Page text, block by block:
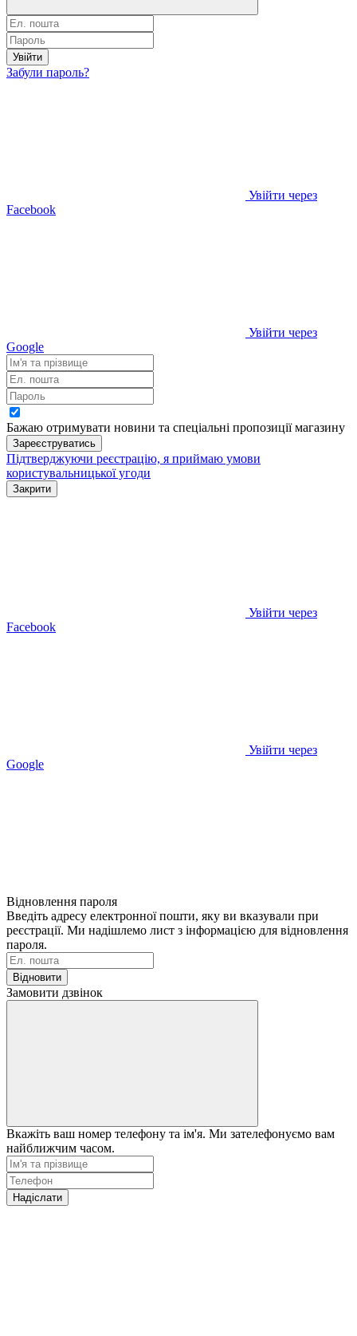
Увійти
Забули пароль?
Увійти через
Facebook
Увійти через
Google
Бажаю отримувати новини та спеціальні пропозиціїмагазину
Зареєструватись
Підтверджуючи реєстрацію, я приймаю умови
користувальницької угоди
Закрити
Увійти через
Facebook
Увійти через
Google
Відновлення пароля
Введіть адресу електронної пошти, яку ви вказували при
реєстрації. Ми надішлемо лист з інформацією для відновлення
пароля.
Відновити
Замовити дзвінок
Вкажіть ваш номер телефону та ім'я. Ми зателефонуємо вам
найближчим часом.
Надіслати